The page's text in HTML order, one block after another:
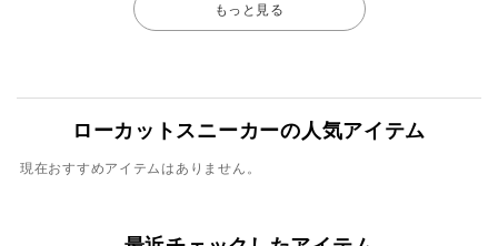
もっと見る
ローカットスニーカーの人気アイテム
現在おすすめアイテムはありません。